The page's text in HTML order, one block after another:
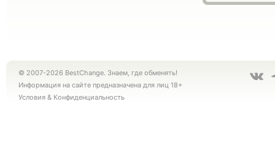
© 2007-2026 BestChange. Знаем, где обменять!
Информация на сайте предназначена для лиц 18+
Условия & Конфиденциальность